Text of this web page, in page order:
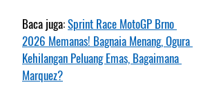
Baca juga: Sprint Race MotoGP Brno
2026 Memanas! Bagnaia Menang, Ogura
Kehilangan Peluang Emas, Bagaimana
Marquez?